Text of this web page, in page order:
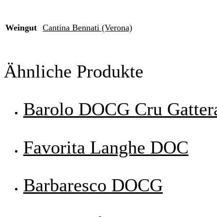
Weingut Cantina Bennati (Verona)
Ähnliche Produkte
Barolo DOCG Cru
Favorita Langhe DOC
Barbaresco DOCG